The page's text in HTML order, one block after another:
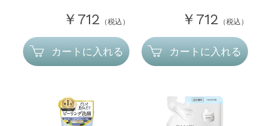
￥712 （税込）
カートに入れる
￥712 （税込）
カートに入れる